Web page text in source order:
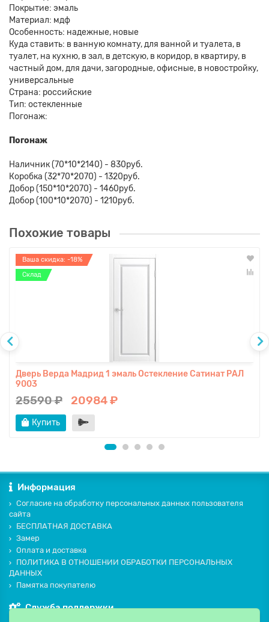
Покрытие: эмаль
Материал: мдф
Особенность: надежные, новые
Куда ставить: в ванную комнату, для ванной и туалета, в
туалет, на кухню, в зал, в детскую, в коридор, в квартиру, в
частный дом, для дачи, загородные, офисные, в новостройку,
универсальные
Страна: российские
Тип: остекленные
Погонаж:
Погонаж
Наличник (70*10*2140) - 830руб.
Коробка (32*70*2070) - 1320руб.
Добор (150*10*2070) - 1460руб.
Добор (100*10*2070) - 1210руб.
Похожие товары
Ваша скидка: -18%
Склад
Дверь Верда Мадрид 1 эмаль Остекление Сатинат РАЛ
9003
25590 ₽ 20984 ₽
Купить
Информация
Согласие на обработку персональных данных пользователя
сайта
БЕСПЛАТНАЯ ДОСТАВКА
Замер
Оплата и доставка
ПОЛИТИКА В ОТНОШЕНИИ ОБРАБОТКИ ПЕРСОНАЛЬНЫХ
ДАННЫХ
Памятка покупателю
Служба поддержки